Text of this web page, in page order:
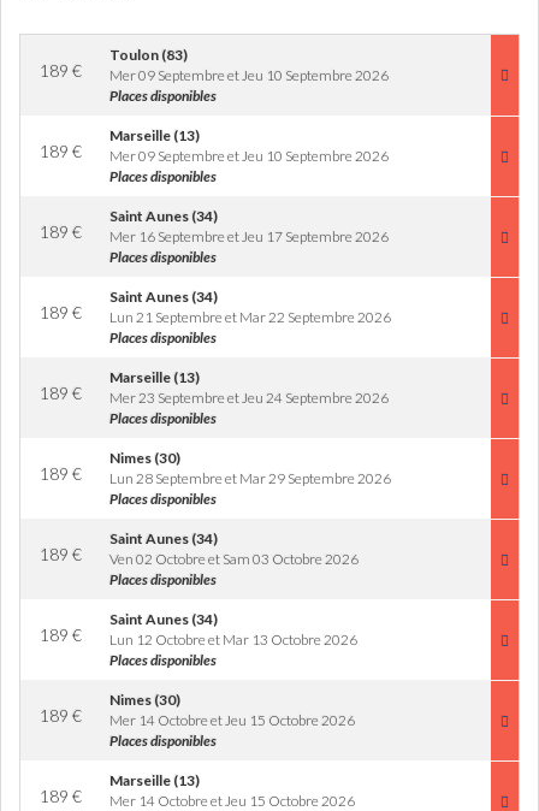
189 €
Toulon (83)
Mer 09 Septembre et Jeu 10 Septembre 2026
Places disponibles
189 €
Marseille (13)
Mer 09 Septembre et Jeu 10 Septembre 2026
Places disponibles
189 €
Saint Aunes (34)
Mer 16 Septembre et Jeu 17 Septembre 2026
Places disponibles
189 €
Saint Aunes (34)
Lun 21 Septembre et Mar 22 Septembre 2026
Places disponibles
189 €
Marseille (13)
Mer 23 Septembre et Jeu 24 Septembre 2026
Places disponibles
189 €
Nimes (30)
Lun 28 Septembre et Mar 29 Septembre 2026
Places disponibles
189 €
Saint Aunes (34)
Ven 02 Octobre et Sam 03 Octobre 2026
Places disponibles
189 €
Saint Aunes (34)
Lun 12 Octobre et Mar 13 Octobre 2026
Places disponibles
189 €
Nimes (30)
Mer 14 Octobre et Jeu 15 Octobre 2026
Places disponibles
189 €
Marseille (13)
Mer 14 Octobre et Jeu 15 Octobre 2026